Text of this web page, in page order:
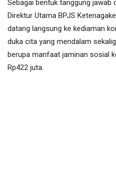
Sebagai bentuk tanggung jawab
Direktur Utama BPJS
datang langsung ke kediaman
duka cita yang mendalam
berupa manfaat jaminan sosial
Rp422 juta.